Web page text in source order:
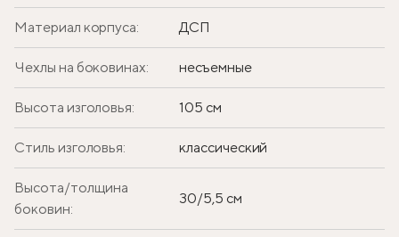
Материал корпуса: ДСП
Чехлы на боковинах: несъемные
Высота изголовья: 105 см
Стиль изголовья: классический
Высота/толщина
боковин:
30/5,5 см